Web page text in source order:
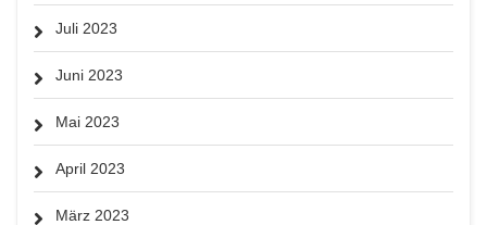
Juli 2023
Juni 2023
Mai 2023
April 2023
März 2023